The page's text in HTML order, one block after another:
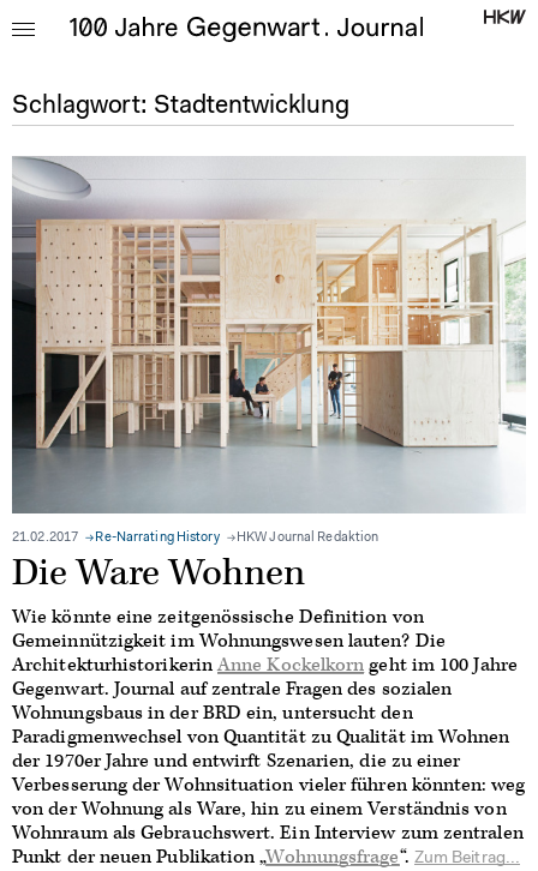
Schlagwort: Stadtentwicklung
21.02.2017 Re-Narrating History HKW Journal Redaktion
Die Ware Wohnen
Wie könnte eine zeitgenössische Definition von
Gemeinnützigkeit im Wohnungswesen lauten? Die
ArchitekturhistorikerinAnne Kockelkorngeht im 100 Jahre
Gegenwart. Journal auf zentrale Fragen des sozialen
Wohnungsbaus in der BRD ein, untersucht den
Paradigmenwechsel von Quantität zu Qualität im Wohnen
der 1970er Jahre und entwirft Szenarien, die zu einer
Verbesserung der Wohnsituation vieler führen könnten: weg
von der Wohnung als Ware, hin zu einem Verständnis von
Wohnraum als Gebrauchswert. Ein Interview zum zentralen
Punkt der neuen Publikation „Wohnungsfrage“. Zum Beitrag...